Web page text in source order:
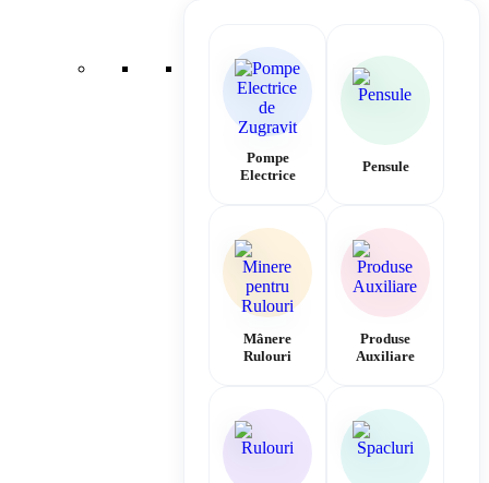
Pompe
Electrice
Pensule
Mânere
Rulouri
Produse
Auxiliare